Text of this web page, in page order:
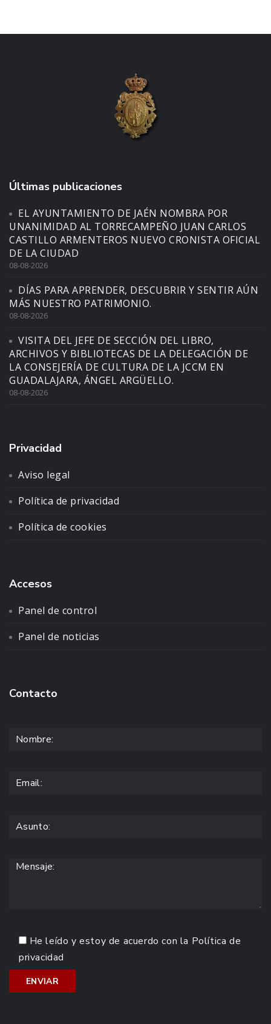
Últimas publicaciones
EL AYUNTAMIENTO DE JAÉN NOMBRA POR
UNANIMIDAD AL TORRECAMPEÑO JUAN CARLOS
CASTILLO ARMENTEROS NUEVO CRONISTA OFICIAL
DE LA CIUDAD
08-08-2026
DÍAS PARA APRENDER, DESCUBRIR Y SENTIR AÚN
MÁS NUESTRO PATRIMONIO.
08-08-2026
VISITA DEL JEFE DE SECCIÓN DEL LIBRO,
ARCHIVOS Y BIBLIOTECAS DE LA DELEGACIÓN DE
LA CONSEJERÍA DE CULTURA DE LA JCCM EN
GUADALAJARA, ÁNGEL ARGÜELLO.
08-08-2026
Privacidad
Aviso legal
Política de privacidad
Política de cookies
Accesos
Panel de control
Panel de noticias
Contacto
He leído y estoy de acuerdo con la Política de
privacidad